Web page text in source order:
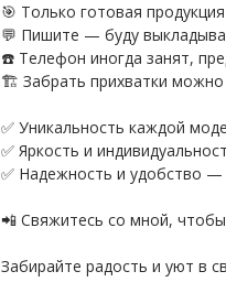
🎯 Только готовая
💬 Пишите — буду
☎️ Телефон иногда занят,
🏗 Забрать прихватки можно
✅ Уникальность каждой
✅ Яркость и
✅ Надежность и удобство —
📲 Свяжитесь со мной,
Забирайте радость и уют в